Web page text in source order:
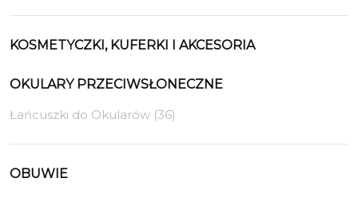
KOSMETYCZKI, KUFERKI I AKCESORIA
OKULARY PRZECIWSŁONECZNE
Łańcuszki do Okularów (36)
OBUWIE